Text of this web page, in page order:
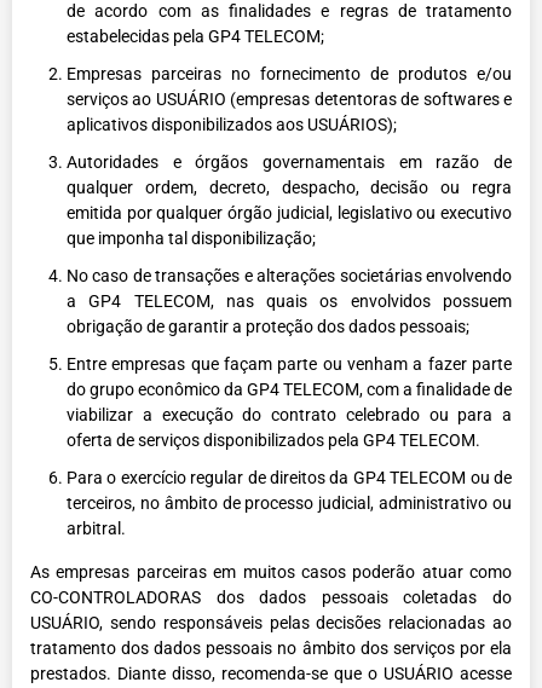
de acordo com as finalidades e regras de tratamento
estabelecidas pela GP4 TELECOM;
Empresas parceiras no fornecimento de produtos e/ou
serviços ao USUÁRIO (empresas detentoras de softwares e
aplicativos disponibilizados aos USUÁRIOS);
Autoridades e órgãos governamentais em razão de
qualquer ordem, decreto, despacho, decisão ou regra
emitida por qualquer órgão judicial, legislativo ou executivo
que imponha tal disponibilização;
No caso de transações e alterações societárias envolvendo
a GP4 TELECOM, nas quais os envolvidos possuem
obrigação de garantir a proteção dos dados pessoais;
Entre empresas que façam parte ou venham a fazer parte
do grupo econômico da GP4 TELECOM, com a finalidade de
viabilizar a execução do contrato celebrado ou para a
oferta de serviços disponibilizados pela GP4 TELECOM.
Para o exercício regular de direitos da GP4 TELECOM ou de
terceiros, no âmbito de processo judicial, administrativo ou
arbitral.
As empresas parceiras em muitos casos poderão atuar como
CO-CONTROLADORAS dos dados pessoais coletadas do
USUÁRIO, sendo responsáveis pelas decisões relacionadas ao
tratamento dos dados pessoais no âmbito dos serviços por ela
prestados. Diante disso, recomenda-se que o USUÁRIO acesse